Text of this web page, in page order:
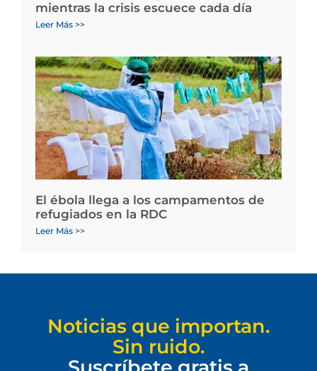
mientras la crisis escuece cada día
Leer Más >>
El ébola llega a los campamentos de
refugiados en la RDC
Leer Más >>
Noticias que importan.
Sin ruido.